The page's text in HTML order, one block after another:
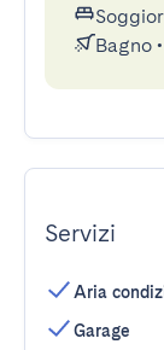
Bagno •
Servizi
Aria
Garage